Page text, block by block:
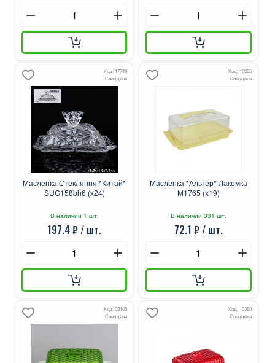
Код: 17749
Спеццена
Масленка Стекляння *Китай*
SUG158bh6 (х24)
В наличии 1 шт.
197.4 ₽ / шт.
Код: 18285
Спеццена
Масленка *Альтер* Лакомка
М1765 (х19)
В наличии 331 шт.
72.1 ₽ / шт.
Код: 02165
Спеццена
Код: 10360
Спеццена